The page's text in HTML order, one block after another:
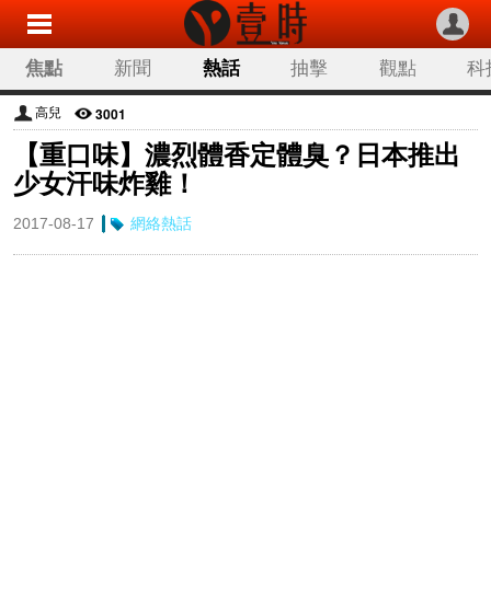
焦點 新聞 熱話 抽擊 觀點 科
高兒 3001
【重口味】濃烈體香定體臭？日本推出
少女汗味炸雞！
2017-08-17 網絡熱話